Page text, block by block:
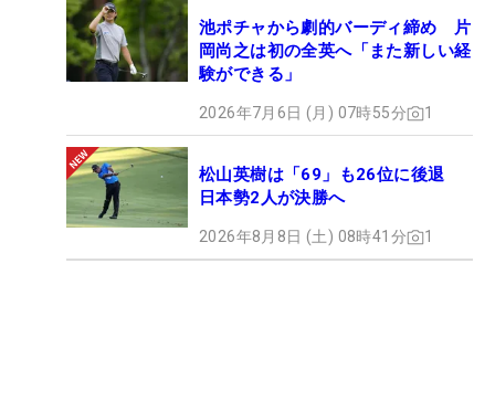
池ポチャから劇的バーディ締め 片
岡尚之は初の全英へ「また新しい経
験ができる」
2026年7月6日 (月) 07時55分 1
松山英樹は「69」も26位に後退
日本勢2人が決勝へ
2026年8月8日 (土) 08時41分 1